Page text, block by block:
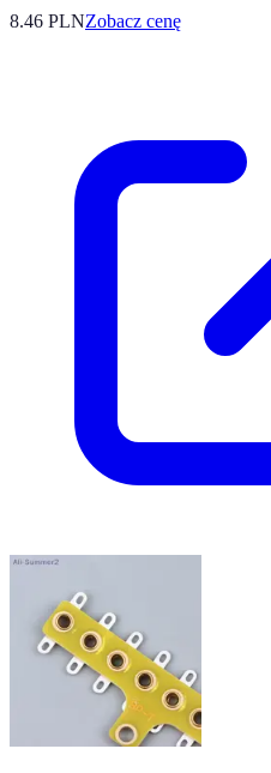
8.46 PLNZobacz cenę